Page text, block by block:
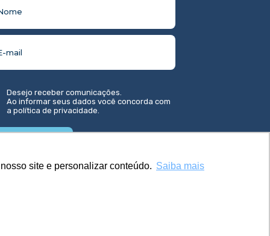
site e personalizar conteúdo. Saiba mais
Desejo receber comunicações.
Ao informar seus dados você concorda com
a política de privacidade.